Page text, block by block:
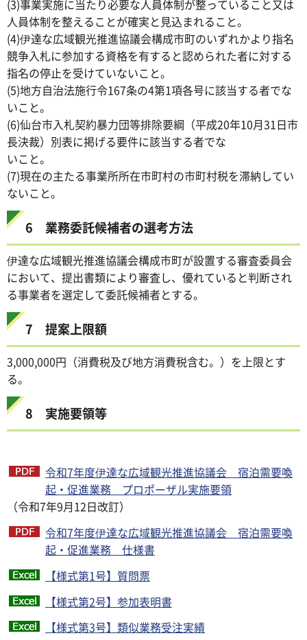
(3)事業実施に当たり必要な人員体制が整っていること又は
人員体制を整えることが確実と見込まれること。
(4)伊達な広域観光推進協議会構成市町のいずれかより指名
競争入札に参加する資格を有すると認められた者に対する
指名の停止を受けていないこと。
(5)地方自治法施行令167条の4第1項各号に該当する者でな
いこと。
(6)仙台市入札契約暴力団等排除要綱（平成20年10月31日市
長決裁）別表に掲げる要件に該当する者でな
いこと。
(7)現在の主たる事業所所在市町村の市町村税を滞納してい
ないこと。
6 業務委託候補者の選考方法
伊達な広域観光推進協議会構成市町が設置する審査委員会
において、提出書類により審査し、優れていると判断され
る事業者を選定して委託候補者とする。
7 提案上限額
3,000,000円（消費税及び地方消費税含む。）を上限とす
る。
8 実施要領等
令和7年度伊達な広域観光推進協議会 宿泊需要喚
起・促進業務 プロポーザル実施要領
（令和7年9月12日改訂）
令和7年度伊達な広域観光推進協議会 宿泊需要喚
起・促進業務 仕様書
【様式第1号】質問票
【様式第2号】参加表明書
【様式第3号】類似業務受注実績